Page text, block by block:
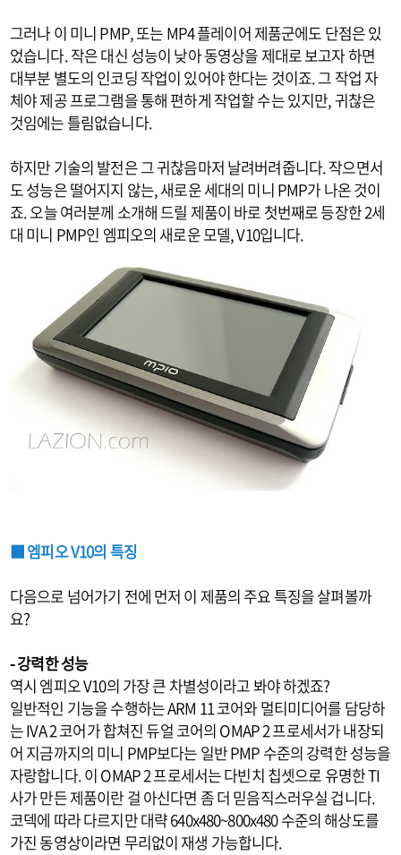
그러나 이 미니 PMP, 또는 MP4 플레이어 제품군에도 단점은 있
었습니다. 작은 대신 성능이 낮아 동영상을 제대로 보고자 하면
대부분 별도의 인코딩 작업이 있어야 한다는 것이죠. 그 작업 자
체야 제공 프로그램을 통해 편하게 작업할 수는 있지만, 귀찮은
것임에는 틀림없습니다.
하지만 기술의 발전은 그 귀찮음마저 날려버려줍니다. 작으면서
도 성능은 떨어지지 않는, 새로운 세대의 미니 PMP가 나온 것이
죠. 오늘 여러분께 소개해 드릴 제품이 바로 첫번째로 등장한 2세
대 미니 PMP인 엠피오의 새로운 모델, V10입니다.
■ 엠피오 V10의 특징
다음으로 넘어가기 전에 먼저 이 제품의 주요 특징을 살펴볼까
요?
- 강력한 성능
역시 엠피오 V10의 가장 큰 차별성이라고 봐야 하겠죠?
일반적인 기능을 수행하는 ARM 11 코어와 멀티미디어를 담당하
는 IVA 2 코어가 합쳐진 듀얼 코어의 OMAP 2 프로세서가 내장되
어 지금까지의 미니 PMP보다는 일반 PMP 수준의 강력한 성능을
자랑합니다. 이 OMAP 2 프로세서는 다빈치 칩셋으로 유명한 TI
사가 만든 제품이란 걸 아신다면 좀 더 믿음직스러우실 겁니다.
코덱에 따라 다르지만 대략 640x480~800x480 수준의 해상도를
가진 동영상이라면 무리없이 재생 가능합니다.